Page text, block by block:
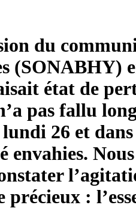
du
(SONABHY)
état de
pas fallu
26 et
envahies.
: